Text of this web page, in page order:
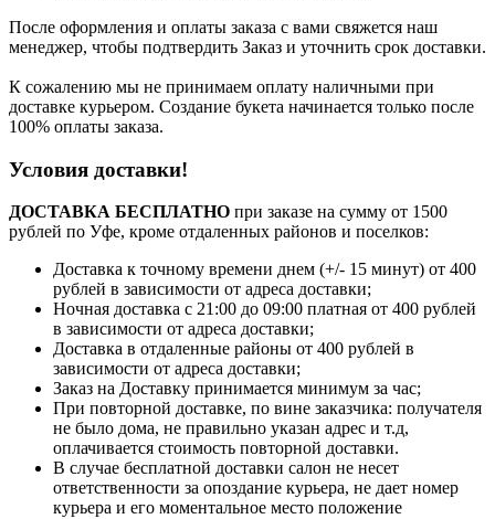
После оформления и оплаты заказа с вами свяжется наш
менеджер, чтобы подтвердить Заказ и уточнить срок доставки.
К сожалению мы не принимаем оплату наличными при
доставке курьером. Создание букета начинается только после
100% оплаты заказа.
Условия доставки!
ДОСТАВКА БЕСПЛАТНО при заказе на сумму от 1500
рублей по Уфе, кроме отдаленных районов и поселков:
Доставка к точному времени днем (+/- 15 минут) от 400
рублей в зависимости от адреса доставки;
Ночная доставка с 21:00 до 09:00 платная от 400 рублей
в зависимости от адреса доставки;
Доставка в отдаленные районы от 400 рублей в
зависимости от адреса доставки;
Заказ на Доставку принимается минимум за час;
При повторной доставке, по вине заказчика: получателя
не было дома, не правильно указан адрес и т.д,
оплачивается стоимость повторной доставки.
В случае бесплатной доставки салон не несет
ответственности за опоздание курьера, не дает номер
курьера и его моментальное место положение